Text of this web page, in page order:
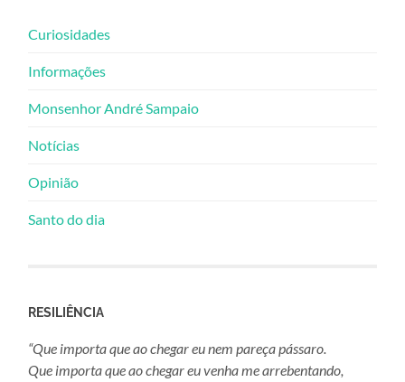
Curiosidades
Informações
Monsenhor André Sampaio
Notícias
Opinião
Santo do dia
RESILIÊNCIA
“Que importa que ao chegar eu nem pareça pássaro.
Que importa que ao chegar eu venha me arrebentando,